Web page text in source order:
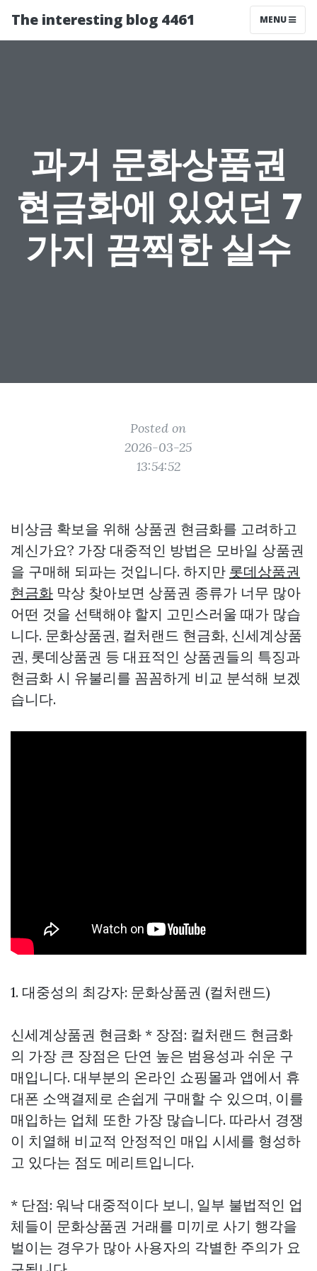
The interesting blog 4461 MENU
과거 문화상품권
현금화에 있었던 7
가지 끔찍한 실수
Posted on
2026-03-25
13:54:52
비상금 확보을 위해 상품권 현금화를 고려하고
계신가요? 가장 대중적인 방법은 모바일 상품권
을 구매해 되파는 것입니다. 하지만 롯데상품권
현금화 막상 찾아보면 상품권 종류가 너무 많아
어떤 것을 선택해야 할지 고민스러울 때가 많습
니다. 문화상품권, 컬처랜드 현금화, 신세계상품
권, 롯데상품권 등 대표적인 상품권들의 특징과
현금화 시 유불리를 꼼꼼하게 비교 분석해 보겠
습니다.
1. 대중성의 최강자: 문화상품권 (컬처랜드)
신세계상품권 현금화 * 장점: 컬처랜드 현금화
의 가장 큰 장점은 단연 높은 범용성과 쉬운 구
매입니다. 대부분의 온라인 쇼핑몰과 앱에서 휴
대폰 소액결제로 손쉽게 구매할 수 있으며, 이를
매입하는 업체 또한 가장 많습니다. 따라서 경쟁
이 치열해 비교적 안정적인 매입 시세를 형성하
고 있다는 점도 메리트입니다.
* 단점: 워낙 대중적이다 보니, 일부 불법적인 업
체들이 문화상품권 거래를 미끼로 사기 행각을
벌이는 경우가 많아 사용자의 각별한 주의가 요